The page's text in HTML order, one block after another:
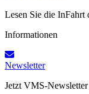
Lesen Sie die InFahrt
Informationen
Newsletter
Jetzt VMS-